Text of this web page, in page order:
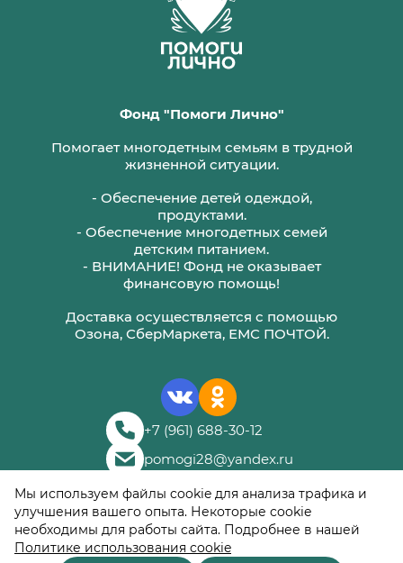
Фонд "Помоги Лично"
Помогает многодетным семьям в трудной
жизненной ситуации.
- Обеспечение детей одеждой,
продуктами.
- Обеспечение многодетных семей
детским питанием.
- ВНИМАНИЕ! Фонд не оказывает
финансовую помощь!
Доставка осуществляется с помощью
Озона, СберМаркета, ЕМС ПОЧТОЙ.
+7 (961) 688-30-12
pomogi28@yandex.ru
Благотворительный
фонд «Помоги Лично»
Мы используем файлы cookie для анализа трафика и
улучшения вашего опыта. Некоторые cookie
необходимы для работы сайта. Подробнее в нашей
Политике использования cookie